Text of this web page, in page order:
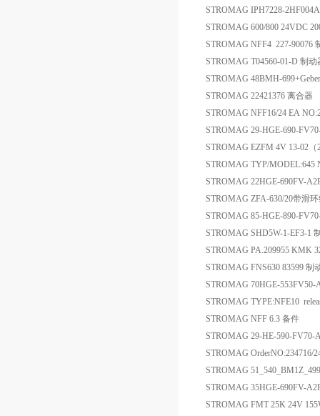
STROMAG IPH7228-
STROMAG 600/800 24VDC
STROMAG NFF4 227-90076
STROMAG T04560-01-D 制动
STROMAG 48BMH-
STROMAG 22421376 离合器
STROMAG NFF16/24 EA
STROMAG 29-HGE-690-
STROMAG EZFM 4V 13-02
STROMAG TYP/MODEL:645
STROMAG 22HGE-690FV-
STROMAG ZFA-630/20带滑
STROMAG 85-HGE-890-
STROMAG SHD5W-1-EF3-1
STROMAG PA.209955 KMK
STROMAG FNS630 83599 制
STROMAG 70HGE-553FV50-
STROMAG TYPE:NFE10
STROMAG NFF 6.3 备件
STROMAG 29-HE-590-FV70-
STROMAG OrderNO:234716/
STROMAG
STROMAG 35HGE-690FV-
STROMAG FMT 25K 24V